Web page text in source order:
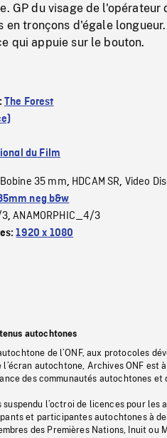
GP du visage de
en tronçons d'égale
qui appuie sur le bouton.
The Forest
du Film
Bobine 35 mm, HDCAM SR, Video
neg b&w
,ANAMORPHIC_4/3
1920 x 1080
autochtones
de l’ONF, aux protocoles
autochtone, Archives ONF est
des communautés autochtones
suspendu l’octroi de licences pour
et participantes autochtones à
des Premières Nations, Inuit ou